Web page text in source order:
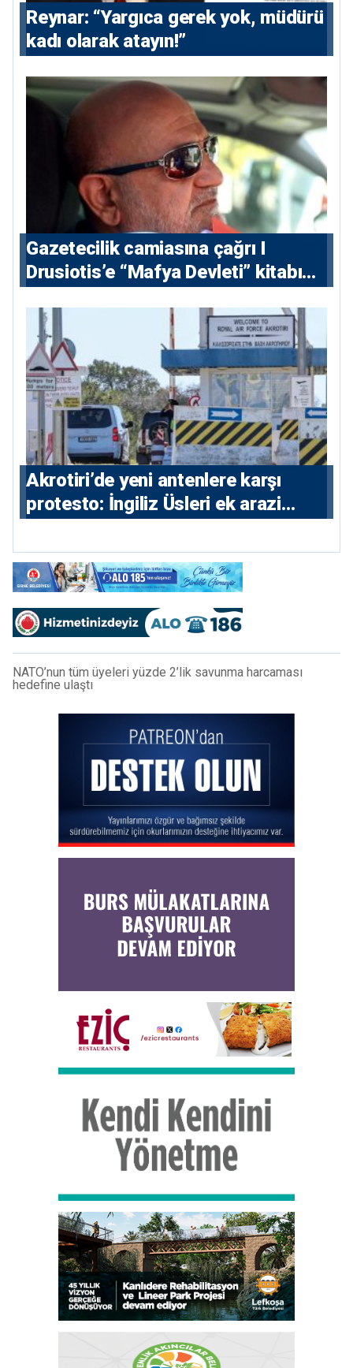
Reynar: “Yargıca gerek yok, müdürü
kadı olarak atayın!”
Gazetecilik camiasına çağrı I
⁠Drusiotis’e “Mafya Devleti” kitabı
⁠Akrotiri’de yeni antenlere karşı
protesto: İngiliz Üsleri ek arazi
NATO’nun tüm üyeleri yüzde 2’lik savunma harcaması
hedefine ulaştı